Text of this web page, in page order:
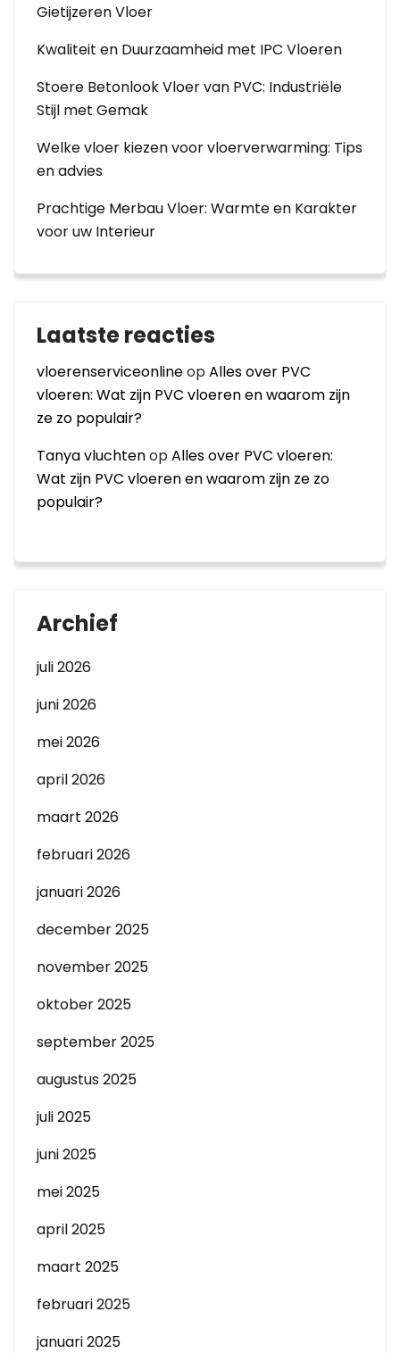
Gietijzeren Vloer
Kwaliteit en Duurzaamheid met IPC Vloeren
Stoere Betonlook Vloer van PVC: Industriële
Stijl met Gemak
Welke vloer kiezen voor vloerverwarming: Tips
en advies
Prachtige Merbau Vloer: Warmte en Karakter
voor uw Interieur
Laatste reacties
vloerenserviceonlineopAlles over PVC
vloeren: Wat zijn PVC vloeren en waarom zijn
ze zo populair?
Tanya vluchtenopAlles over PVC vloeren:
Wat zijn PVC vloeren en waarom zijn ze zo
populair?
Archief
juli 2026
juni 2026
mei 2026
april 2026
maart 2026
februari 2026
januari 2026
december 2025
november 2025
oktober 2025
september 2025
augustus 2025
juli 2025
juni 2025
mei 2025
april 2025
maart 2025
februari 2025
januari 2025